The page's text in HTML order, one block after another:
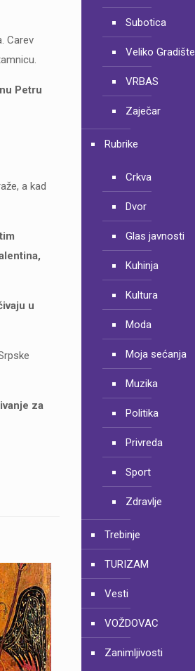
Carev
Petru
a kad
u
za
Subotica
Veliko Gradište
VRBAS
Zaječar
Rubrike
Crkva
Dvor
Glas javnosti
Kuhinja
Kultura
Moda
Moja sećanja
Muzika
Politika
Privreda
Sport
Zdravlje
Trebinje
TURIZAM
Vesti
VOŽDOVAC
Zanimljivosti